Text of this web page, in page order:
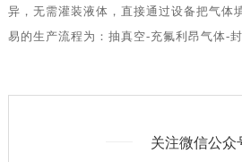
异，无需灌装液体，直接通过设备把气体
易的生产流程为：抽真空-充氟利昂气体-封
关注微信公众